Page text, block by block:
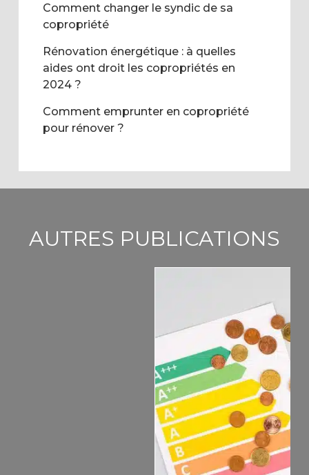
Comment changer le syndic de sa
copropriété
Rénovation énergétique : à quelles
aides ont droit les copropriétés en
2024 ?
Comment emprunter en copropriété
pour rénover ?
AUTRES PUBLICATIONS